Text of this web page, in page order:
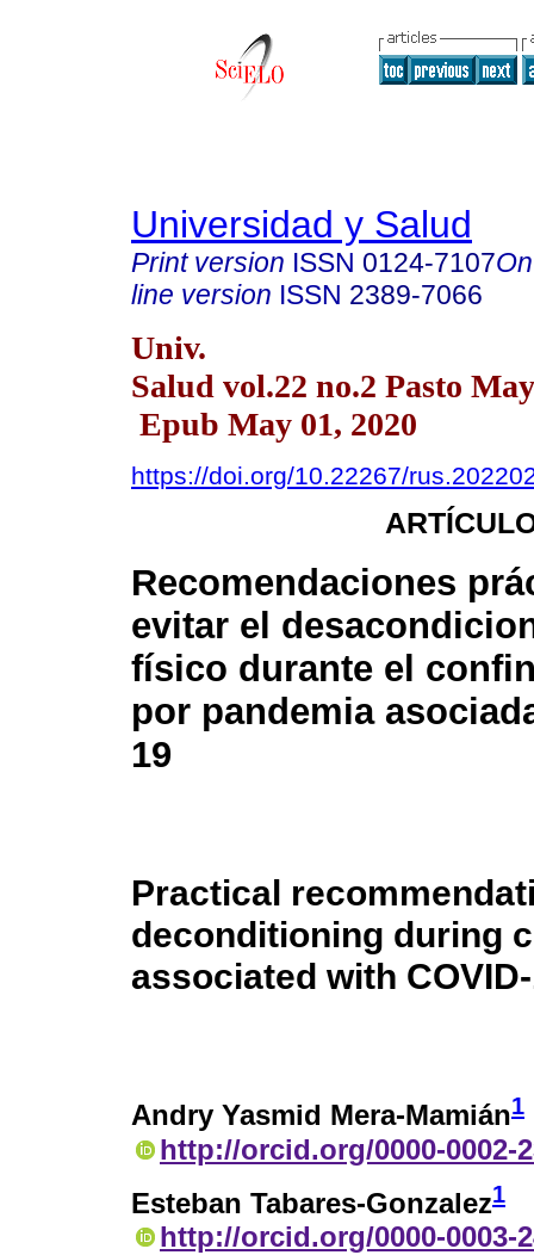
Universidad y Salud
Print version ISSN 0124-7107
line version ISSN 2389-7066
Univ.
Salud vol.22 no.2 Pasto
Epub May 01, 2020
https://doi.org/10.22267/
Recomendaciones
evitar el
físico durante el
por pandemia
19
Practical
deconditioning during
associated with
Andry Yasmid Mera-Mamián1
http://orcid.org/0000-0002-
Esteban Tabares-Gonzalez1
http://orcid.org/0000-0003-